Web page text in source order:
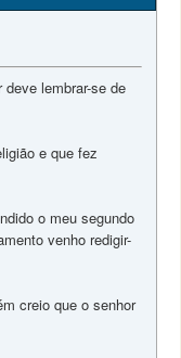
lembrar-se de
e que fez
o meu segundo
venho redigir-
creio que o senhor